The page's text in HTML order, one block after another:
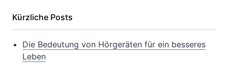
Kürzliche Posts
Die Bedeutung von Hörgeräten für ein besseres
Leben